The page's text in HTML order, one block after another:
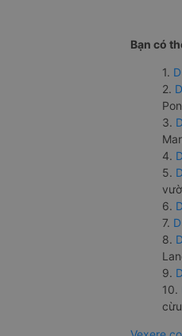
Bạn có
1.
2.
3.
4.
5.
6.
7.
8.
9.
10.